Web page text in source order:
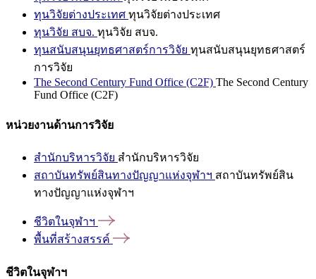
ทุนวิจัยต่างประเทศ ทุนวิจัยต่างประเทศ
ทุนวิจัย สบจ. ทุนวิจัย สบจ.
ทุนสนับสนุนยุทธศาสตร์การวิจัย ทุนสนับสนุนยุทธศาสตร์
การวิจัย
The Second Century Fund Office (C2F) The Second Century
Fund Office (C2F)
หน่วยงานด้านการวิจัย
สำนักบริหารวิจัย สำนักบริหารวิจัย
สถาบันทรัพย์สินทางปัญญาแห่งจุฬาฯ สถาบันทรัพย์สิน
ทางปัญญาแห่งจุฬาฯ
ชีวิตในจุฬาฯ
พื้นที่สร้างสรรค์
ชีวิตในจุฬาฯ